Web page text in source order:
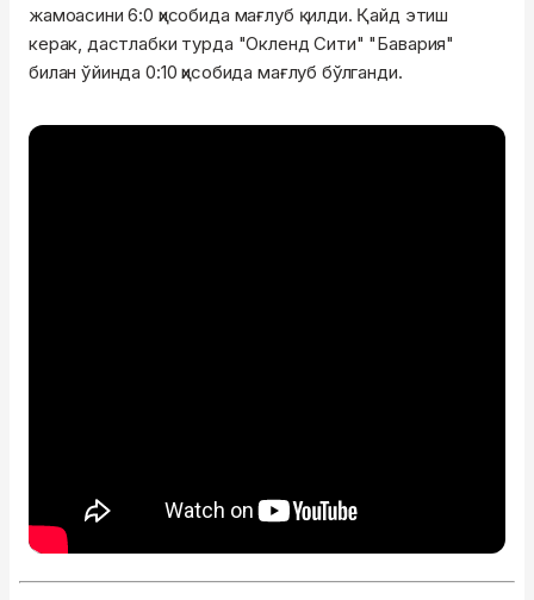
жамоасини 6:0 ҳисобида мағлуб қилди. Қайд этиш
керак, дастлабки турда "Окленд Сити" "Бавария"
билан ўйинда 0:10 ҳисобида мағлуб бўлганди.